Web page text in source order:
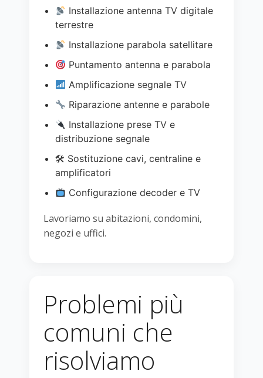
Installazione antenna TV digitale
terrestre
Installazione parabola satellitare
Puntamento antenna e parabola
Amplificazione segnale TV
Riparazione antenne e parabole
Installazione prese TV e
distribuzione segnale
🛠 Sostituzione cavi, centraline e
amplificatori
Configurazione decoder e TV
Lavoriamo su abitazioni, condomini,
negozi e uffici.
Problemi più
comuni che
risolviamo